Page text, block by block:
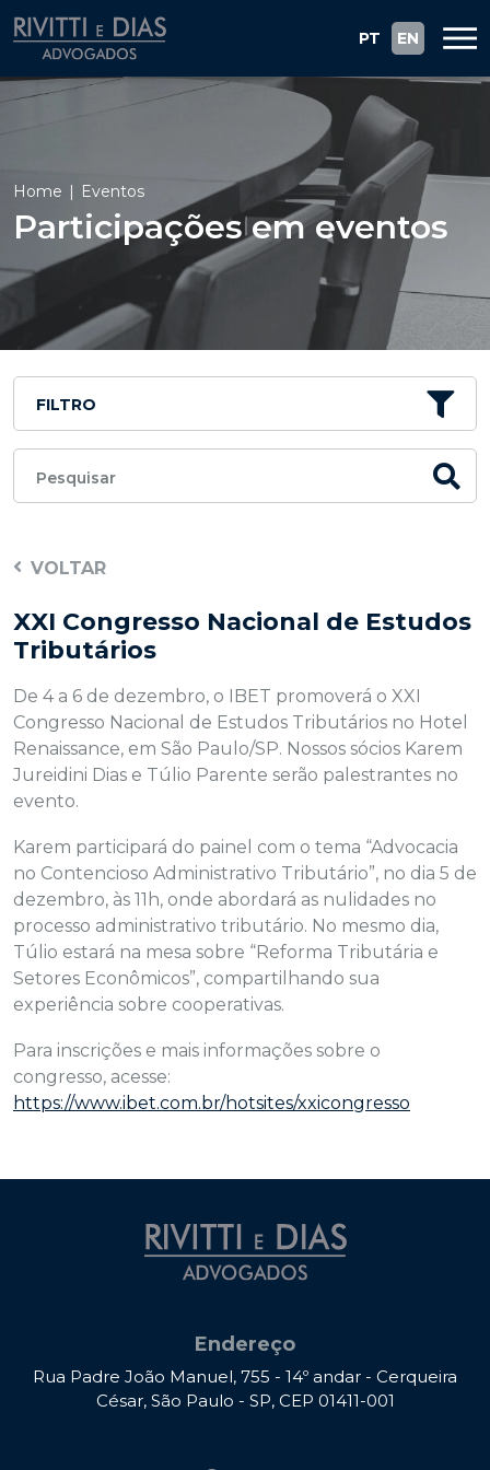
PT EN
Home Eventos
Participações em eventos
FILTRO
Pesquisar
VOLTAR
XXI Congresso Nacional de Estudos
Tributários
De 4 a 6 de dezembro, o IBET promoverá o XXI
Congresso Nacional de Estudos Tributários no Hotel
Renaissance, em São Paulo/SP. Nossos sócios Karem
Jureidini Dias e Túlio Parente serão palestrantes no
evento.
Karem participará do painel com o tema “Advocacia
no Contencioso Administrativo Tributário”, no dia 5 de
dezembro, às 11h, onde abordará as nulidades no
processo administrativo tributário. No mesmo dia,
Túlio estará na mesa sobre “Reforma Tributária e
Setores Econômicos”, compartilhando sua
experiência sobre cooperativas.
Para inscrições e mais informações sobre o
congresso, acesse:
https://www.ibet.com.br/hotsites/xxicongresso
Endereço
Rua Padre João Manuel, 755 - 14º andar - Cerqueira
César, São Paulo - SP, CEP 01411-001